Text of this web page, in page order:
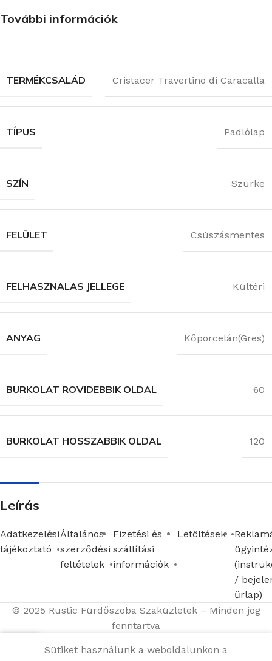
További információk
TERMÉKCSALÁD Cristacer Travertino di Caracalla
TÍPUS Padlólap
SZÍN Szürke
FELÜLET Csúszásmentes
FELHASZNALAS JELLEGE Kültéri
ANYAG Kőporcelán(Gres)
BURKOLAT ROVIDEBBIK OLDAL 60
BURKOLAT HOSSZABBIK OLDAL 120
Leírás
Adatkezelési
tájékoztató
Általános
szerződési
feltételek
Fizetési és
szállítási
információk
Letöltések
/
űrlap)
© 2025 Rustic Fürdőszoba Szaküzletek – Minden jog
fenntartva
Sütiket használunk a weboldalunkon a